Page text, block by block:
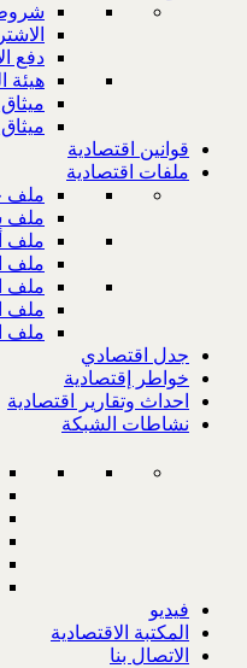
شروط
دفع
هيئة
قوانين اقتصادية
ملفات اقتصادية
ملف
ملف
ملف
ملف
ملف
ملف
ملف
جدل اقتصادي
خواطر إقتصادية
احداث وتقارير اقتصادية
نشاطات الشبكة
فيديو
المكتبة الاقتصادية
الاتصال بنا